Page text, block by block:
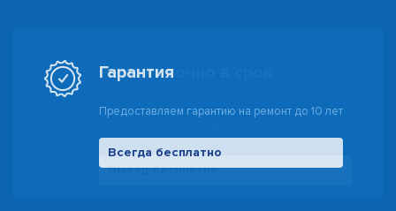
Гарантия
Предоставляем гарантию на ремонт до 10 лет
Всегда бесплатно